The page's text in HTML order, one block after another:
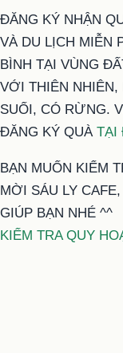
ĐĂNG KÝ NHẬN
VÀ DU LỊCH MIỄN
BÌNH TẠI VÙNG
VỚI THIÊN NHIÊN,
SUỐI, CÓ RỪNG.
ĐĂNG KÝ QUÀ TẠI
BẠN MUỐN KIỂM
MỜI SÁU LY
GIÚP BẠN NHÉ ^^
KIỂM TRA QUY